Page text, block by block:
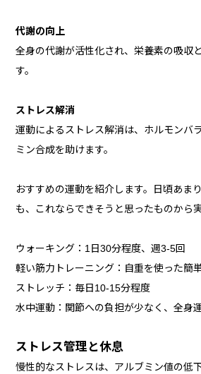
代謝の向上
全身の代謝が活性化され、栄養素の吸収
す。
ストレス解消
運動によるストレス解消は、ホルモンバ
ミン合成を助けます。
おすすめの運動を紹介します。日頃あま
も、これならできそうと思ったものから
ウォーキング：1日30分程度、週3-5回
軽い筋力トレーニング：自重を使った簡
ストレッチ：毎日10-15分程度
水中運動：関節への負担が少なく、全身
ストレス管理と休息
慢性的なストレスは、アルブミン値の低